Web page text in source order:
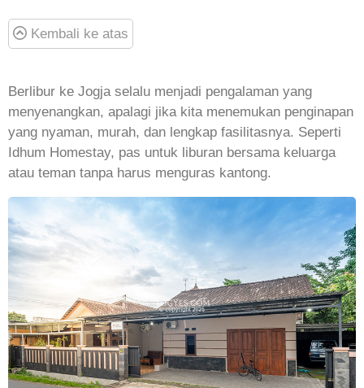
Kembali ke atas
Berlibur ke Jogja selalu menjadi pengalaman yang
menyenangkan, apalagi jika kita menemukan penginapan
yang nyaman, murah, dan lengkap fasilitasnya. Seperti
Idhum Homestay, pas untuk liburan bersama keluarga
atau teman tanpa harus menguras kantong.